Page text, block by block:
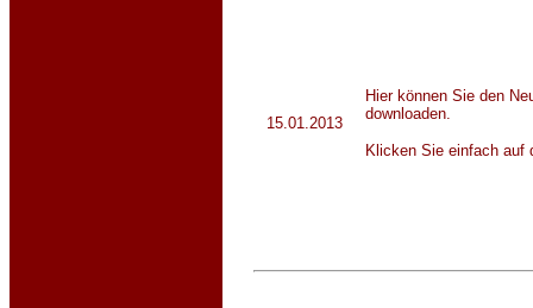
15.01.2013
Hier können Sie den
downloaden.
Klicken Sie einfach